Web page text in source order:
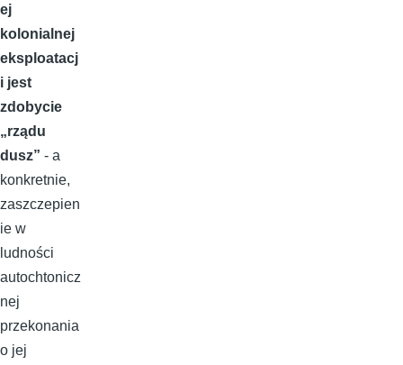
ej
kolonialnej
eksploatacj
i jest
zdobycie
„rządu
dusz” - a
konkretnie,
zaszczepien
ie w
ludności
autochtonicz
nej
przekonania
o jej